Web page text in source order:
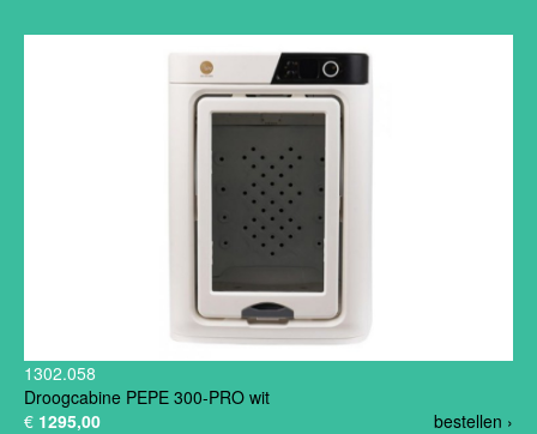
1302.058
Droogcabine PEPE 300-PRO wit
bestellen ›
€ 1295,00